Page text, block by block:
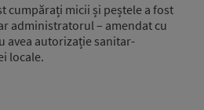
cumpărați micii și peștele a fost
administratorul – amendat cu
avea autorizație sanitar-
locale.